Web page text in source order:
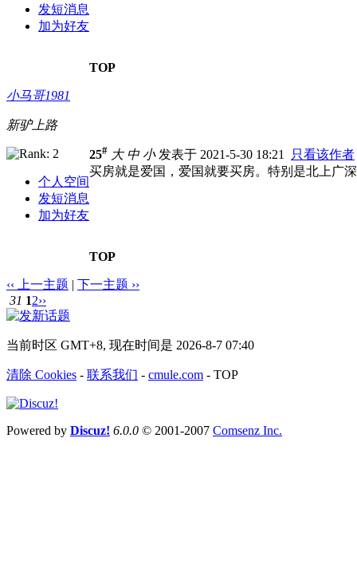
发短消息
加为好友
TOP
小马哥1981
新驴上路
个人空间
发短消息
加为好友
25# 大 中 小发表于 2021-5-30 18:21
只看该作者
买房就是爱国，爱国就要买房。特别是北上广
TOP
‹‹ 上一主题 | 下一主题 ››
31 12››
当前时区 GMT+8, 现在时间是 2026-8-7 07:40
清除 Cookies - 联系我们 - cmule.com - TOP
Powered by Discuz! 6.0.0 © 2001-2007 Comsenz Inc.